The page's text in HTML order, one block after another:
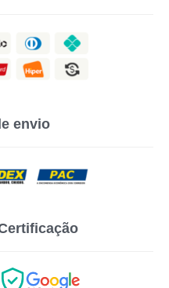
envio